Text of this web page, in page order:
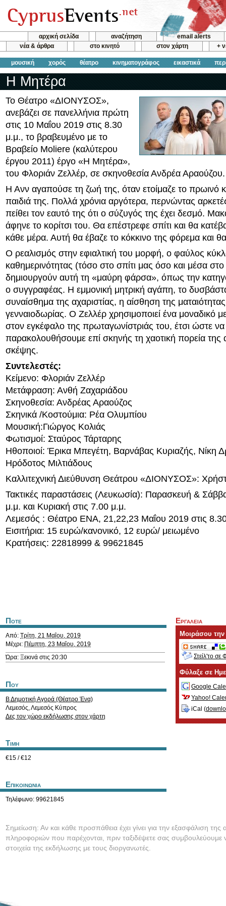
αρχική σελίδα αναζήτηση
email alerts
νέα & άρθρα
στο κινητό στον χάρτη +
μουσική χορός θέατρο κινηματογράφος εικαστικά
Η Μητέρα
Το Θέατρο «ΔΙΟΝΥΣΟΣ»,
ανεβάζει σε πανελλήνια πρώτη
στις 10 Μαΐου 2019 στις 8.30
μ.μ., το βραβευμένο με το
Βραβείο Moliere (καλύτερου
έργου 2011) έργο «Η Μητέρα»,
του Φλοριάν Ζελλέρ, σε σκηνοθεσία Ανδρέα Αραούζου.
Η Ανν αγαπούσε τη ζωή της, όταν ετοίμαζε το πρωινό
παιδιά της. Πολλά χρόνια αργότερα, περνώντας
πείθει τον εαυτό της ότι ο σύζυγός της έχει δεσμό.
άφηνε το κορίτσι του. Θα επέστρεφε σπίτι και θα
κάθε μέρα. Αυτή θα έβαζε το κόκκινο της φόρεμα και
Ο ρεαλισμός στην εφιαλτική του μορφή, ο φαύλος
καθημερινότητας (τόσο στο σπίτι μας όσο και μέσα
δημιουργούν αυτή τη «μαύρη φάρσα», όπως την
ο συγγραφέας. Η εμμονική μητρική αγάπη, το
συναίσθημα της αχαριστίας, η αίσθηση της
γενναιοδωρίας. Ο Ζελλέρ χρησιμοποιεί ένα μοναδικό
στον εγκέφαλο της πρωταγωνίστριάς του, έτσι ώστε να
παρακολουθήσουμε επί σκηνής τη χαοτική πορεία της
σκέψης.
Συντελεστές:
Κείμενο: Φλοριάν Ζελλέρ
Μετάφραση: Ανθή Ζαχαριάδου
Σκηνοθεσία: Ανδρέας Αραούζος
Σκηνικά /Κοστούμια: Ρέα Ολυμπίου
Μoυσική:Γιώργος Κολιάς
Φωτισμοί: Σταύρος Τάρταρης
Ηθοποιοί: Έρικα Μπεγέτη, Βαρνάβας Κυριαζής, Νίκη
Ηρόδοτος Μιλτιάδους
Καλλιτεχνική Διεύθυνση Θεάτρου «ΔΙΟΝΥΣΟΣ»:
Τακτικές παραστάσεις (Λευκωσία): Παρασκευή &
μ.μ. και Κυριακή στις 7.00 μ.μ.
Λεμεσός : Θέατρο ΕΝΑ, 21,22,23 Μαΐου 2019 στις
Εισιτήρια: 15 ευρώ/κανονικό, 12 ευρώ/ μειωμένο
Κρατήσεις: 22818999 & 99621845
Ποτε
Από: Τρίτη, 21 Μαΐου, 2019
Μέχρι: Πέμπτη, 23 Μαΐου, 2019
Ώρα: Ξεκινά στις 20:30
Που
Β Δημοτική Αγορά (Θέατρο Ένα)
Λεμεσός,Λεμεσός Κύπρος
Δες τον χώρο εκδήλωσης στον χάρτη
Τιμη
€15 / €12
Επικοινωνια
Τηλέφωνο: 99621845
Εργαλεια
Μοιράσου
Στείλ'το σε
Φύλαξε σε
Google
Yahoo!
iCal (
Σημείωση: Αν και κάθε προσπάθεια έχει γίνει για την εξασφάλιση της
πληροφοριών που παρέχονται, πριν ταξιδέψετε σας συμβουλεύουμε
στοιχεία της εκδήλωσης με τους διοργανωτές.